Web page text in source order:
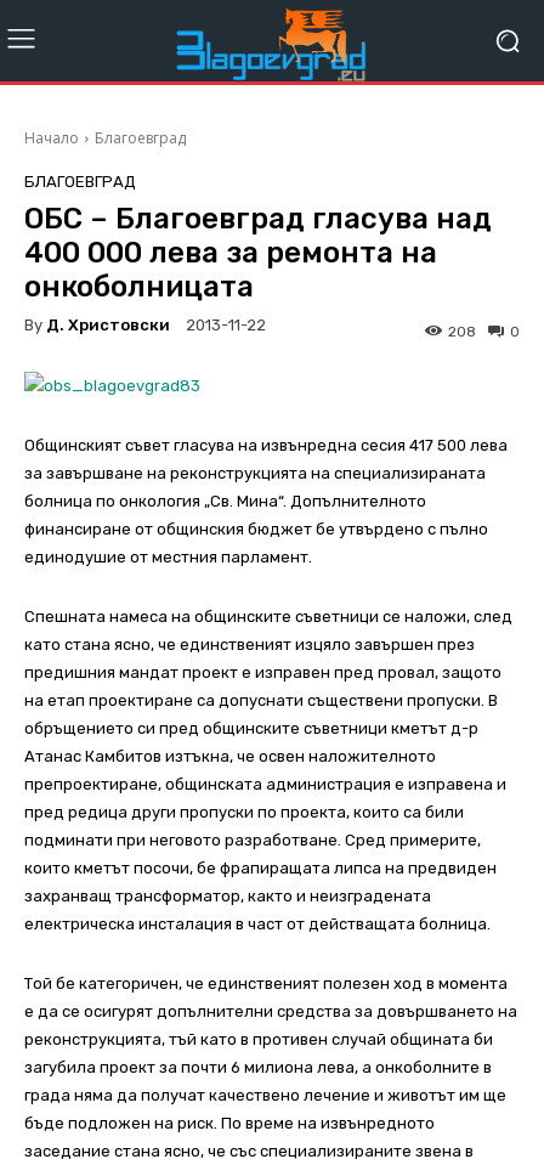
Начало Благоевград
БЛАГОЕВГРАД
ОБС – Благоевград гласува над
400 000 лева за ремонта на
онкоболницата
By Д. Христовски 2013-11-22 0
208
Общинският съвет гласува на извънредна сесия 417 500 лева
за завършване на реконструкцията на специализираната
болница по онкология „Св. Мина“. Допълнителното
финансиране от общинския бюджет бе утвърдено с пълно
единодушие от местния парламент.
Спешната намеса на общинските съветници се наложи, след
като стана ясно, че единственият изцяло завършен през
предишния мандат проект е изправен пред провал, защото
на етап проектиране са допуснати съществени пропуски. В
обръщението си пред общинските съветници кметът д-р
Атанас Камбитов изтъкна, че освен наложителното
препроектиране, общинската администрация е изправена и
пред редица други пропуски по проекта, които са били
подминати при неговото разработване. Сред примерите,
които кметът посочи, бе фрапиращата липса на предвиден
захранващ трансформатор, както и неизградената
електрическа инсталация в част от действащата болница.
Той бе категоричен, че единственият полезен ход в момента
е да се осигурят допълнителни средства за довършването на
реконструкцията, тъй като в противен случай общината би
загубила проект за почти 6 милиона лева, а онкоболните в
града няма да получат качествено лечение и животът им ще
бъде подложен на риск. По време на извънредното
заседание стана ясно, че със специализираните звена в